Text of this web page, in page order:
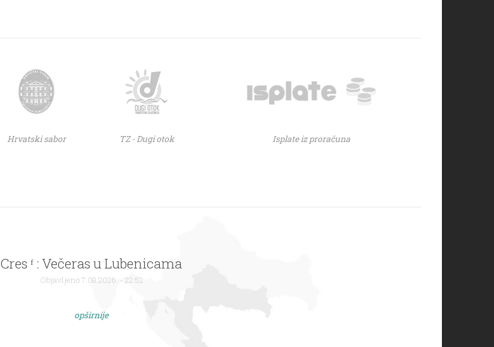
Hrvatski sabor TZ - Dugi otok Isplate iz proračuna
Cres ᶠ : Večeras u Lubenicama
Objavljeno 7.08.2026. - 22:52
opširnije